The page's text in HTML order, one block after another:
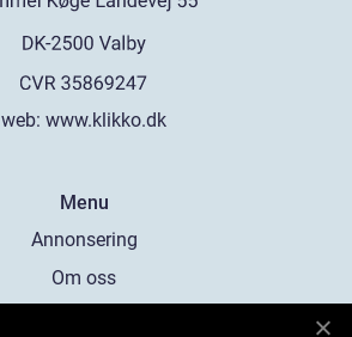
web: www.klikko.dk
Menu
Annonsering
Om oss